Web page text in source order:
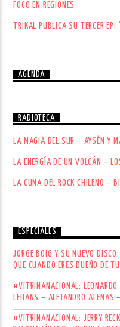
FOCO EN REGIONES
TRIKAL PUBLICA SU TERCER EP:
AGENDA
RADIOTECA
LA MAGIA DEL SUR – AYSÉN Y
LA ENERGÍA DE UN VOLCÁN –
LA CUNA DEL ROCK CHILENO –
ESPECIALES
JORGE BOIG Y SU NUEVO
QUE CUANDO ERES DUEÑO DE
#VITRINANACIONAL:
LEHANS – ALEJANDRO ATENAS
#VITRINANACIONAL: JERRY